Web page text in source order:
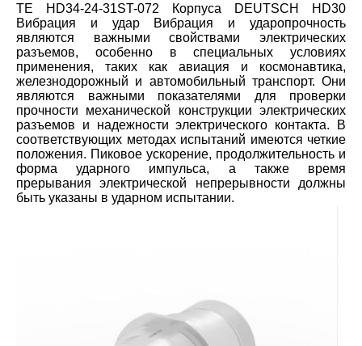
TE HD34-24-31ST-072 Корпуса DEUTSCH HD30
Вибрация и удар Вибрация и ударопрочность
являются важными свойствами электрических
разъемов, особенно в специальных условиях
применения, таких как авиация и космонавтика,
железнодорожный и автомобильный транспорт. Они
являются важными показателями для проверки
прочности механической конструкции электрических
разъемов и надежности электрического контакта. В
соответствующих методах испытаний имеются четкие
положения. Пиковое ускорение, продолжительность и
форма ударного импульса, а также время
прерывания электрической непрерывности должны
быть указаны в ударном испытании.